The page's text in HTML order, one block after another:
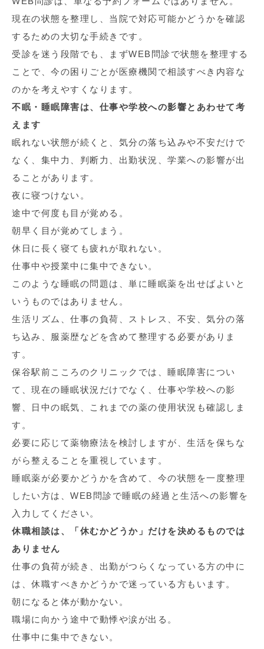
現在の状態を整理し、当院で対応可能かどうかを確認
するための大切な手続きです。
受診を迷う段階でも、まずWEB問診で状態を整理する
ことで、今の困りごとが医療機関で相談すべき内容な
のかを考えやすくなります。
不眠・睡眠障害は、仕事や学校への影響とあわせて考
えます
眠れない状態が続くと、気分の落ち込みや不安だけで
なく、集中力、判断力、出勤状況、学業への影響が出
ることがあります。
夜に寝つけない。
途中で何度も目が覚める。
朝早く目が覚めてしまう。
休日に長く寝ても疲れが取れない。
仕事中や授業中に集中できない。
このような睡眠の問題は、単に睡眠薬を出せばよいと
いうものではありません。
生活リズム、仕事の負荷、ストレス、不安、気分の落
ち込み、服薬歴などを含めて整理する必要がありま
す。
保谷駅前こころのクリニックでは、睡眠障害につい
て、現在の睡眠状況だけでなく、仕事や学校への影
響、日中の眠気、これまでの薬の使用状況も確認しま
す。
必要に応じて薬物療法を検討しますが、生活を保ちな
がら整えることを重視しています。
睡眠薬が必要かどうかを含めて、今の状態を一度整理
したい方は、WEB問診で睡眠の経過と生活への影響を
入力してください。
休職相談は、「休むかどうか」だけを決めるものでは
ありません
仕事の負荷が続き、出勤がつらくなっている方の中に
は、休職すべきかどうかで迷っている方もいます。
朝になると体が動かない。
職場に向かう途中で動悸や涙が出る。
仕事中に集中できない。